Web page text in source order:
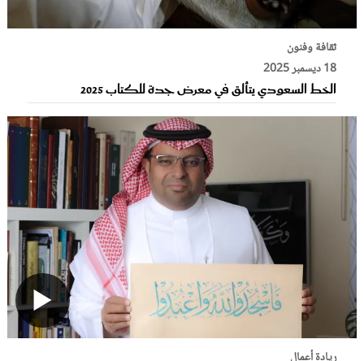
ثقافة وفنون
18 ديسمبر 2025
الخط السعودي يتألق في معرض جدة للكتاب 2025